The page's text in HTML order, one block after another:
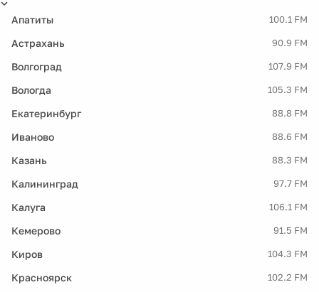
Апатиты 100.1 FM
Астрахань 90.9 FM
Волгоград 107.9 FM
Вологда 105.3 FM
Екатеринбург 88.8 FM
Иваново 88.6 FM
Казань 88.3 FM
Калининград 97.7 FM
Калуга 106.1 FM
Кемерово 91.5 FM
Киров 104.3 FM
Красноярск 102.2 FM